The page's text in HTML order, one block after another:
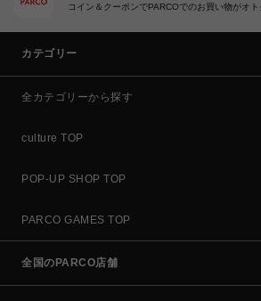
コイン＆クーポンでPARCOでのお買い物がオト
カテゴリー
全カテゴリーから探す
culture TOP
POP-UP SHOP TOP
PARCO GAMES TOP
全国のPARCO店舗